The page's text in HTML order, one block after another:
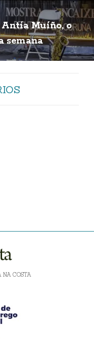
Antía Muíño, o
semana
NA COSTA